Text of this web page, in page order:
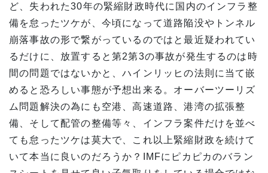
ど、失われた30年の緊縮財政時代に国内のインフラ整
備を怠ったツケが、今頃になって道路陥没やトンネル
崩落事故の形で繋がっているのではと最近疑われてい
るだけに、放置すると第2第3の事故が発生するのは時
間の問題ではないかと、ハインリッヒの法則に当て嵌
めると恐ろしい事態が予想出来る。オーバーツーリズ
ム問題解決の為にも空港、高速道路、港湾の拡張整
備、そして配管の整備等々、インフラ案件だけを並べ
ても怠ったツケは莫大で、これ以上緊縮財政を続けて
いて本当に良いのだろうか？IMFにピカピカのバラン